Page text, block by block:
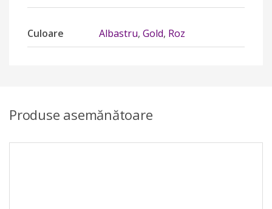
Culoare Albastru, Gold, Roz
Produse asemănătoare